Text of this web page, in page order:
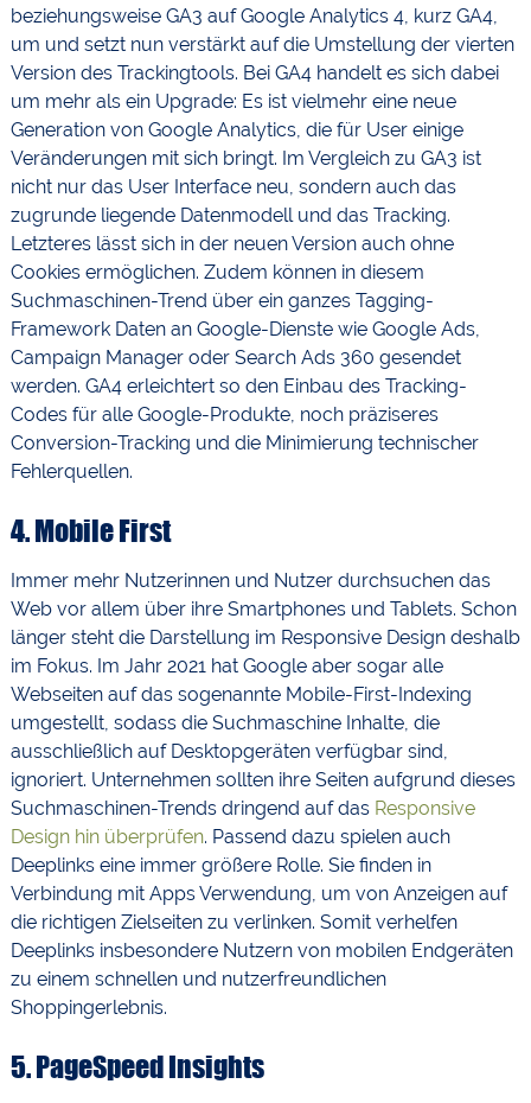
beziehungsweise GA3 auf Google Analytics 4, kurz GA4,
um und setzt nun verstärkt auf die Umstellung der vierten
Version des Trackingtools. Bei GA4 handelt es sich dabei
um mehr als ein Upgrade: Es ist vielmehr eine neue
Generation von Google Analytics, die für User einige
Veränderungen mit sich bringt. Im Vergleich zu GA3 ist
nicht nur das User Interface neu, sondern auch das
zugrunde liegende Datenmodell und das Tracking.
Letzteres lässt sich in der neuen Version auch ohne
Cookies ermöglichen. Zudem können in diesem
Suchmaschinen-Trend über ein ganzes Tagging-
Framework Daten an Google-Dienste wie Google Ads,
Campaign Manager oder Search Ads 360 gesendet
werden. GA4 erleichtert so den Einbau des Tracking-
Codes für alle Google-Produkte, noch präziseres
Conversion-Tracking und die Minimierung technischer
Fehlerquellen.
4.Mobile First
Immer mehr Nutzerinnen und Nutzer durchsuchen das
Web vor allem über ihre Smartphones und Tablets. Schon
länger steht die Darstellung im Responsive Design deshalb
im Fokus. Im Jahr 2021 hat Google aber sogar alle
Webseiten auf das sogenannte Mobile-First-Indexing
umgestellt, sodass die Suchmaschine Inhalte, die
ausschließlich auf Desktopgeräten verfügbar sind,
ignoriert. Unternehmen sollten ihre Seiten aufgrund dieses
Suchmaschinen-Trends dringend auf das Responsive
Design hin überprüfen. Passend dazu spielen auch
Deeplinks eine immer größere Rolle. Sie finden in
Verbindung mit Apps Verwendung, um von Anzeigen auf
die richtigen Zielseiten zu verlinken. Somit verhelfen
Deeplinks insbesondere Nutzern von mobilen Endgeräten
zu einem schnellen und nutzerfreundlichen
Shoppingerlebnis.
5.PageSpeed Insights